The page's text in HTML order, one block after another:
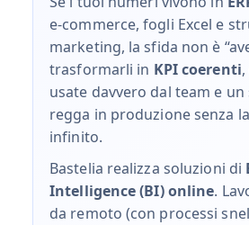
e‑commerce, fogli Excel e
marketing, la sfida non è
trasformarli in KPI coerenti
usate davvero dal team e un
regga in produzione senza
infinito.
Bastelia realizza soluzioni di
Intelligence (BI) online.
da remoto (con processi